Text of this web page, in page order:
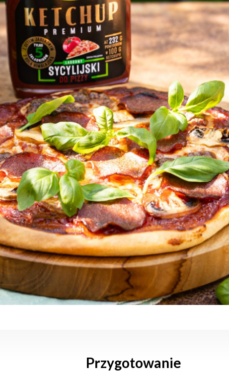
Przygotowanie